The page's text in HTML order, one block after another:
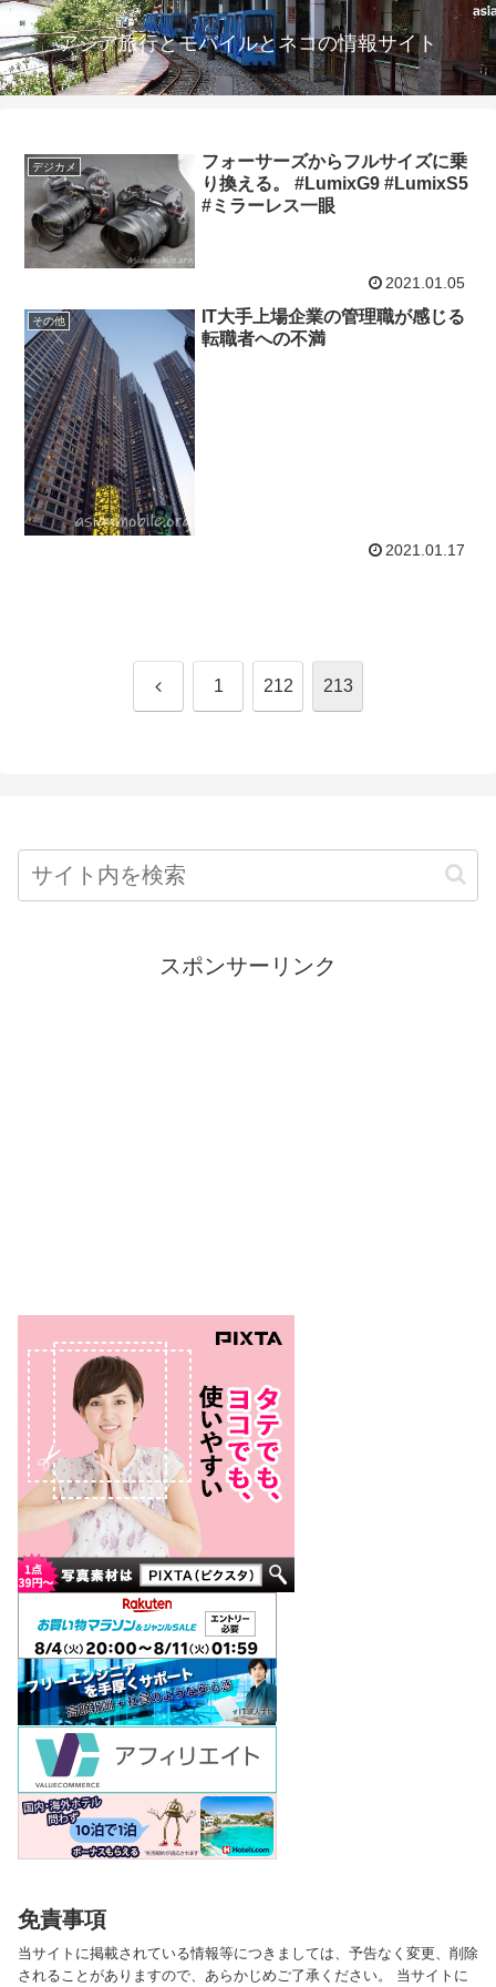
アジア旅行とモバイルとネコの情報サイト
デジカメ
フォーサーズからフルサイズに乗
り換える。 #LumixG9 #LumixS5
#ミラーレス一眼
2021.01.05
その他
IT大手上場企業の管理職が感じる
転職者への不満
2021.01.17
前 1 212 213
スポンサーリンク
免責事項
当サイトに掲載されている情報等につきましては、予告なく変更、削除
されることがありますので、あらかじめご了承ください。 当サイトに